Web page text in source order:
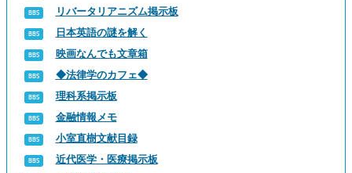
リバータリアニズム掲示板
日本英語の謎を解く
映画なんでも文章箱
◆法律学のカフェ◆
理科系掲示板
金融情報メモ
小室直樹文献目録
近代医学・医療掲示板